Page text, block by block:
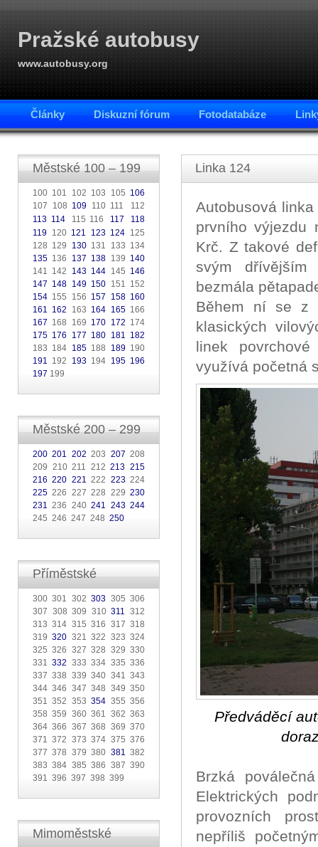
Pražské autobusy
www.autobusy.org
Články Diskuzní fórum Fotodatabáze
Městské 100 – 199
100 101 102 103 105 106
107 108 109 110 111
112
113 114. 115 116 117
118
119 120 121 123 124 125
128 129 130131 133 134
135 136 137 138 139 140
141 142 143 144 145 146
147 148 149 150 151 152
154 155 156 157 158 160
161 162 163 164 165166
167 168 169 170 172 174
175 176 177 180 181 182
183 184 185188 189190
191 192 193194 195 196
197 199
Městské 200 – 299
200 201 202 203 207 208
209 210 211 212213 215
216 220 221 222 223224
225 226 227 228 229 230
231 236 240241 243 244
245 246 247 248 250
Příměstské
300 301 302303 305 306
307 308 309 310311 312
313 314 315 316 317 318
319320 321 322 323 324
325 326 327 328 329 330
331332 333 334 335 336
337 338 339 340 341 343
344 346 347 348 349 350
351 352 353354 355 356
358 359 360 361 362 363
364 366 367 368 369 370
371 372 373 374 375 376
377 378 379 380 381 382
383 384 385 386 387 390
391 396 397 398 399
Mimoměstské
Linka 124
Autobusová
prvního výjezdu
Krč. Z takové
svým
bezmála
Během ní se z
klasických
linek
využívá početná
Předváděcí
Brzká
Elektrických
provozních
nepříliš